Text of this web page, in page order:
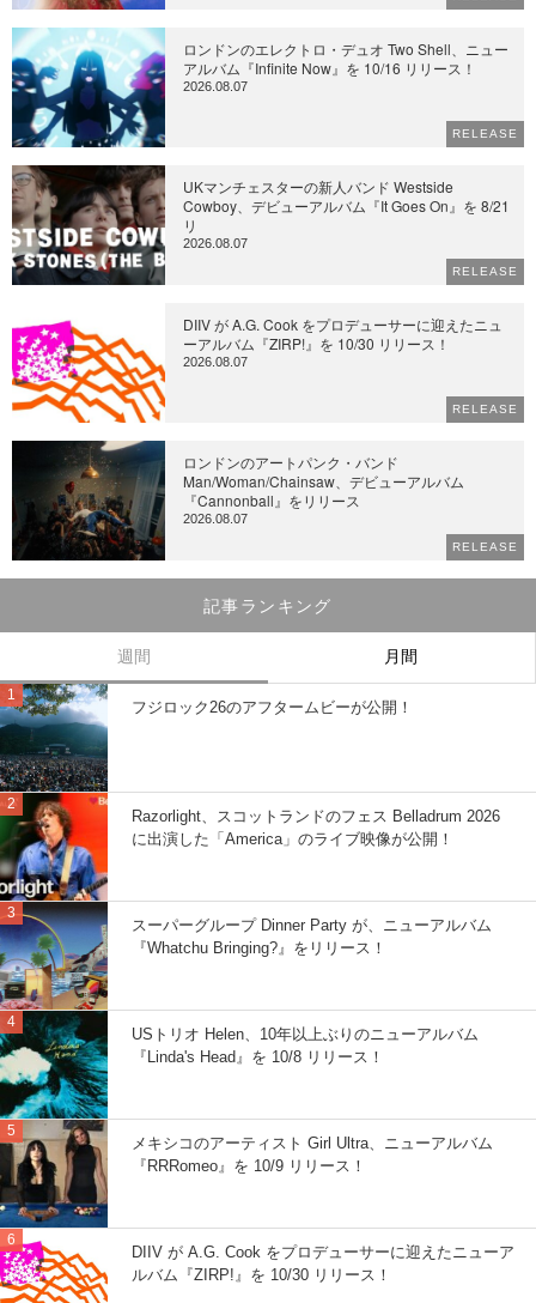
ロンドンのエレクトロ・デュオ Two Shell、ニュー
アルバム『Infinite Now』を 10/16 リリース！
2026.08.07
RELEASE
UKマンチェスターの新人バンド Westside
Cowboy、デビューアルバム『It Goes On』を 8/21
リ
2026.08.07
RELEASE
DIIV が A.G. Cook をプロデューサーに迎えたニュ
ーアルバム『ZIRP!』を 10/30 リリース！
2026.08.07
RELEASE
ロンドンのアートパンク・バンド
Man/Woman/Chainsaw、デビューアルバム
『Cannonball』をリリース
2026.08.07
RELEASE
記事ランキング
週間 月間
フジロック26のアフタームビーが公開！
Razorlight、スコットランドのフェス Belladrum 2026
に出演した「America」のライブ映像が公開！
スーパーグループ Dinner Party が、ニューアルバム
『Whatchu Bringing?』をリリース！
USトリオ Helen、10年以上ぶりのニューアルバム
『Linda's Head』を 10/8 リリース！
メキシコのアーティスト Girl Ultra、ニューアルバム
『RRRomeo』を 10/9 リリース！
DIIV が A.G. Cook をプロデューサーに迎えたニューア
ルバム『ZIRP!』を 10/30 リリース！